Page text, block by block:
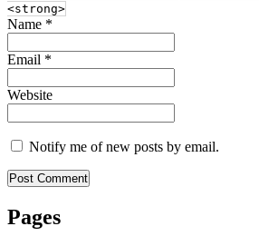
<strong>
Name *
Email *
Website
Notify me of new posts by email.
Pages